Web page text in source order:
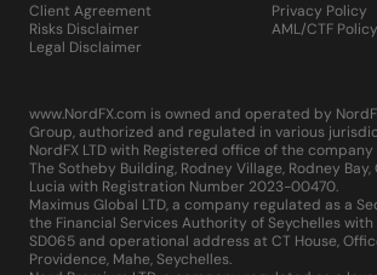
Client Agreement
Risks Disclaimer
Legal Disclaimer
Privacy Policy
AML/CTF Policy
www.NordFX.com is owned and operated by
Group, authorized and regulated in various
NordFX LTD with Registered office of the
The Sotheby Building, Rodney Village, Rodney
Lucia with Registration Number 2023-00470.
Maximus Global LTD, a company regulated as a
the Financial Services Authority of Seychelles
SD065 and operational address at CT House,
Providence, Mahe, Seychelles.